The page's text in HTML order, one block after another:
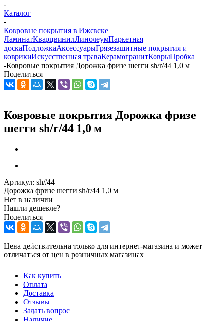
-
Каталог
-
Ковровые покрытия в Ижевске
ЛаминатКварцвинилЛинолеумПаркетная
доскаПодложкаАксессуарыГрязезащитные покрытия и
коврикиИскусственная траваКерамогранитКоврыПробка
-Ковровые покрытия Дорожка фризе шегги sh/r/44 1,0 м
Поделиться
Ковровые покрытия Дорожка фризе
шегги sh/r/44 1,0 м
Артикул: sh//44
Дорожка фризе шегги sh/r/44 1,0 м
Нет в наличии
Нашли дешевле?
Поделиться
Цена действительна только для интернет-магазина и может
отличаться от цен в розничных магазинах
Как купить
Оплата
Доставка
Отзывы
Задать вопрос
Наличие